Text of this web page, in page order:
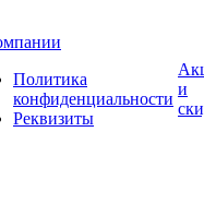
Политика
конфиденциальности
Реквизиты
и